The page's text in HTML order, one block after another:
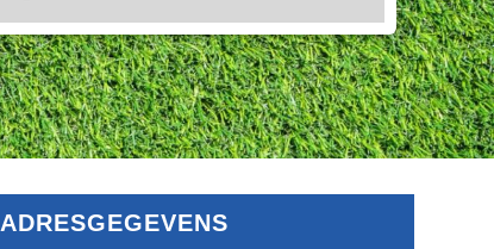
ADRESGEGEVENS